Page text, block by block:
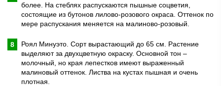
более. На стеблях распускаются пышные соцветия,
состоящие из бутонов лилово-розового окраса. Оттенок по
мере распускания меняется на малиново-розовый.
Роял Минуэто. Сорт вырастающий до 65 см. Растение
выделяют за двухцветную окраску. Основной тон –
молочный, но края лепестков имеют выраженный
малиновый оттенок. Листва на кустах пышная и очень
плотная.